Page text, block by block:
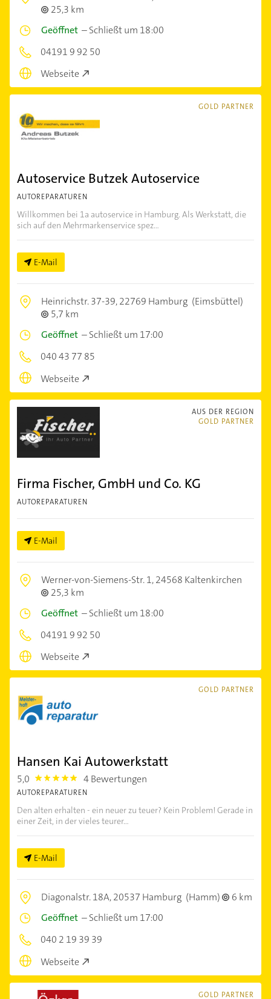
25,3 km
Geöffnet –Schließt um 18:00
04191 9 92 50
Webseite
GOLD PARTNER
Autoservice Butzek Autoservice
AUTOREPARATUREN
Willkommen bei 1a autoservice in Hamburg. Als Werkstatt, die
sich auf den Mehrmarkenservice spez...
E-Mail
Heinrichstr. 37-39,22769 Hamburg (Eimsbüttel)
5,7 km
Geöffnet –Schließt um 17:00
040 43 77 85
Webseite
AUS DER REGION
GOLD PARTNER
Firma Fischer, GmbH und Co. KG
AUTOREPARATUREN
E-Mail
Werner-von-Siemens-Str. 1,24568 Kaltenkirchen
25,3 km
Geöffnet –Schließt um 18:00
04191 9 92 50
Webseite
GOLD PARTNER
Hansen Kai Autowerkstatt
5,0 5.0 4 Bewertungen
AUTOREPARATUREN
Den alten erhalten - ein neuer zu teuer? Kein Problem! Gerade in
einer Zeit, in der vieles teurer...
E-Mail
Diagonalstr. 18A,20537 Hamburg (Hamm)
6 km
Geöffnet –Schließt um 17:00
040 2 19 39 39
Webseite
GOLD PARTNER